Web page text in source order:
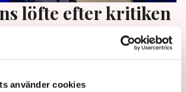
använder cookies
löfte efter kritiken
i EU: ”Slut
till vänster är överens: Sveriges